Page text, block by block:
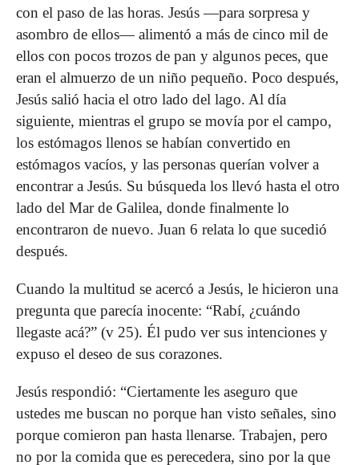
con el paso de las horas. Jesús —para sorpresa y
asombro de ellos— alimentó a más de cinco mil de
ellos con pocos trozos de pan y algunos peces, que
eran el almuerzo de un niño pequeño. Poco después,
Jesús salió hacia el otro lado del lago. Al día
siguiente, mientras el grupo se movía por el campo,
los estómagos llenos se habían convertido en
estómagos vacíos, y las personas querían volver a
encontrar a Jesús. Su búsqueda los llevó hasta el otro
lado del Mar de Galilea, donde finalmente lo
encontraron de nuevo. Juan 6 relata lo que sucedió
después.
Cuando la multitud se acercó a Jesús, le hicieron una
pregunta que parecía inocente: “Rabí, ¿cuándo
llegaste acá?” (v 25). Él pudo ver sus intenciones y
expuso el deseo de sus corazones.
Jesús respondió: “Ciertamente les aseguro que
ustedes me buscan no porque han visto señales, sino
porque comieron pan hasta llenarse. Trabajen, pero
no por la comida que es perecedera, sino por la que